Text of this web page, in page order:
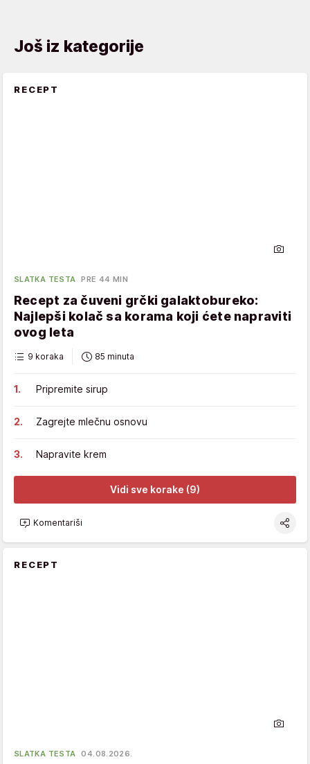
Još iz kategorije
RECEPT
SLATKA TESTA PRE 44 MIN
Recept za čuveni grčki galaktobureko:
Najlepši kolač sa korama koji ćete napraviti
ovog leta
9 koraka 85 minuta
Pripremite sirup
Zagrejte mlečnu osnovu
Napravite krem
Vidi sve korake (9)
Komentariši
RECEPT
SLATKA TESTA 04.08.2026.